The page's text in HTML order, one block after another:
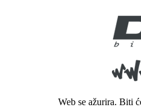
Web se ažurira. Biti